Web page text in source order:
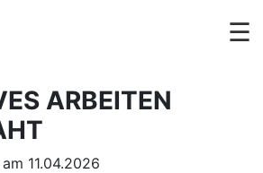
☰
ARBEITEN
am 11.04.2026